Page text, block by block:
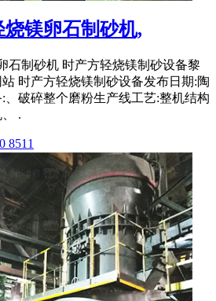
烧镁卵石制砂机,
石制砂机 时产方轻烧镁制砂设备黎
时产方轻烧镁制砂设备发布日期:陶
、破碎整个磨粉生产线工艺:整机结构
.
8511